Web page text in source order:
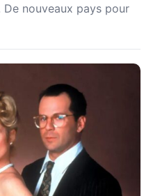
nouveaux pays pour